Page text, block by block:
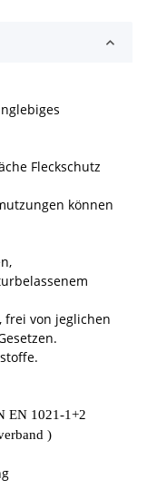
Fleckschutz
können
frei von jeglichen
EN 1021-1+2
)